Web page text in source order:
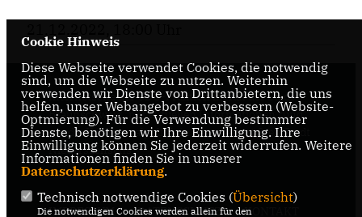
Internetseite der CDU-Fraktion im Rat der Stadt
Braunschweig, mit aktuellen Informationen rund
um die Kommunalpolitik in der zweitgrößten Stadt
Niedersachsens.
IMPRESSUM DATENSCHUTZ KONTAKT
Cookie Hinweis
Diese Webseite verwendet Cookies, die notwendig
sind, um die Webseite zu nutzen. Weiterhin
verwenden wir Dienste von Drittanbietern, die uns
helfen, unser Webangebot zu verbessern (Website-
Optmierung). Für die Verwendung bestimmter
Dienste, benötigen wir Ihre Einwilligung. Ihre
Einwilligung können Sie jederzeit widerrufen. Weitere
Informationen finden Sie in unserer
Datenschutzerklärung.
Technisch notwendige Cookies (Übersicht)
Die notwendigen Cookies werden allein für den